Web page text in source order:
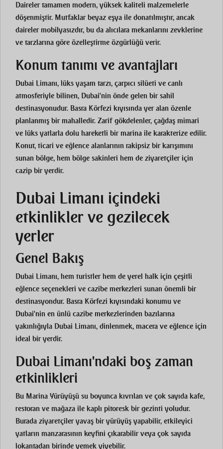
Daireler tamamen modern, yüksek kaliteli malzemelerle
döşenmiştir. Mutfaklar beyaz eşya ile donatılmıştır, ancak
daireler mobilyasızdır, bu da alıcılara mekanlarını zevklerine
ve tarzlarına göre özelleştirme özgürlüğü verir.
Konum tanımı ve avantajları
Dubai Limanı, lüks yaşam tarzı, çarpıcı silüeti ve canlı
atmosferiyle bilinen, Dubai'nin önde gelen bir sahil
destinasyonudur. Basra Körfezi kıyısında yer alan özenle
planlanmış bir mahalledir. Zarif gökdelenler, çağdaş mimari
ve lüks yatlarla dolu hareketli bir marina ile karakterize edilir.
Konut, ticari ve eğlence alanlarının rakipsiz bir karışımını
sunan bölge, hem bölge sakinleri hem de ziyaretçiler için
cazip bir yerdir.
Dubai Limanı içindeki
etkinlikler ve gezilecek
yerler
Genel Bakış
Dubai Limanı, hem turistler hem de yerel halk için çeşitli
eğlence seçenekleri ve cazibe merkezleri sunan önemli bir
destinasyondur. Basra Körfezi kıyısındaki konumu ve
Dubai'nin en ünlü cazibe merkezlerinden bazılarına
yakınlığıyla Dubai Limanı, dinlenmek, macera ve eğlence için
ideal bir yerdir.
Dubai Limanı'ndaki boş zaman
etkinlikleri
Bu Marina Yürüyüşü su boyunca kıvrılan ve çok sayıda kafe,
restoran ve mağaza ile kaplı pitoresk bir gezinti yoludur.
Burada ziyaretçiler yavaş bir yürüyüş yapabilir, etkileyici
yatların manzarasının keyfini çıkarabilir veya çok sayıda
lokantadan birinde yemek yiyebilir.